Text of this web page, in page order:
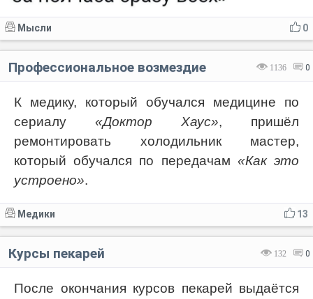
0
Мысли
1136 0
Профессиональное возмездие
К медику, который обучался медицине по
сериалу «Доктор Хаус», пришёл
ремонтировать холодильник мастер,
который обучался по передачам «Как это
устроено».
13
Медики
132 0
Курсы пекарей
После окончания курсов пекарей выдаётся